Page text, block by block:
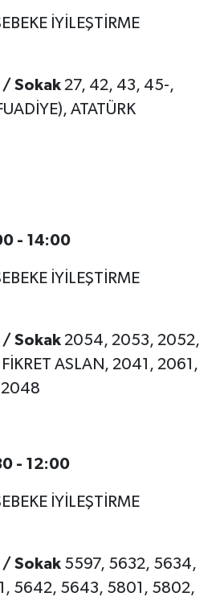
İYİLEŞTİRME
/ Sokak27, 42, 43, 45-,
ATATÜRK
- 14:00
İYİLEŞTİRME
/ Sokak2054, 2053, 2052,
ASLAN, 2041, 2061,
2048
- 12:00
İYİLEŞTİRME
/ Sokak5597, 5632, 5634,
5642, 5643, 5801, 5802,